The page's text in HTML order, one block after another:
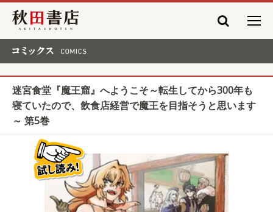
秋田書店
迷宮食堂『魔王窟』へようこそ～転生してから300年も
寝ていたので、飲食店経営で魔王を目指そうと思います
～ 第5巻